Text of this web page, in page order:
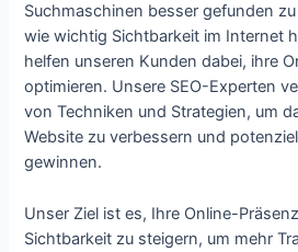
Suchmaschinen besser gefunden
wie wichtig Sichtbarkeit im Internet
helfen unseren Kunden dabei, ihre
optimieren. Unsere SEO-Experten
von Techniken und Strategien, um
Website zu verbessern und
gewinnen.
Unser Ziel ist es, Ihre Online-
Sichtbarkeit zu steigern, um mehr